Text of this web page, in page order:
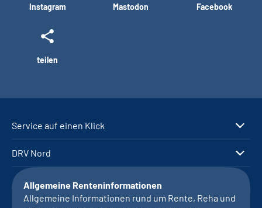
Instagram Mastodon Facebook
teilen
Service auf einen Klick
DRV Nord
Allgemeine Renteninformationen
Allgemeine Informationen rund um Rente, Reha und